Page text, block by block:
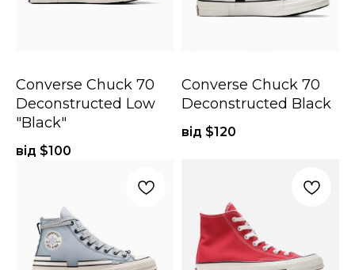
Converse Chuck 70
Deconstructed Low
"Black"
від $100
Converse Chuck 70
Deconstructed Black
від $120